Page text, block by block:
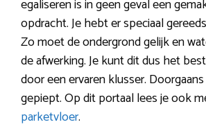
egaliseren is in geen geval een
opdracht. Je hebt er speciaal
Zo moet de ondergrond gelijk en
de afwerking. Je kunt dit dus het
door een ervaren klusser.
gepiept. Op dit portaal lees je ook
parketvloer.